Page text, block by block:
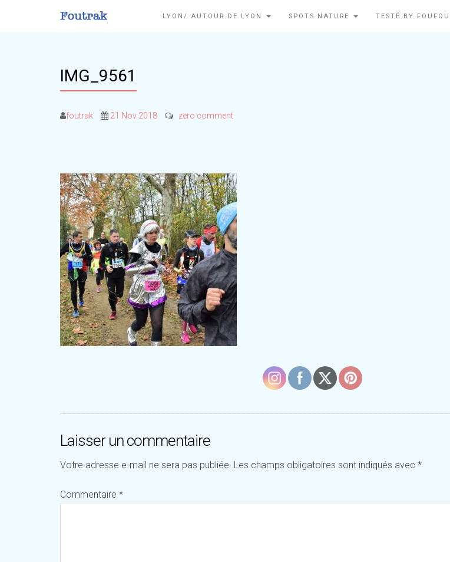
LYON/ AUTOUR DE LYON SPOTS NATURE TESTÉ BY FOUFOU
IMG_9561
foutrak 21 Nov 2018 zero comment
Laisser un commentaire
Votre adresse e-mail ne sera pas publiée. Les champs obligatoires sont indiqués avec *
Commentaire *